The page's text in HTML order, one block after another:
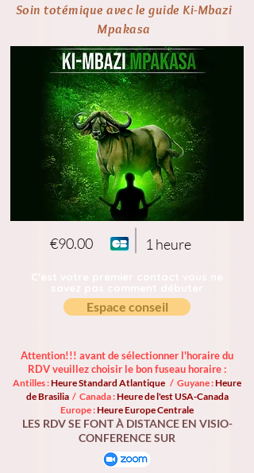
Soin totémique avec le guide Ki-Mbazi
Mpakasa
€90.00 1 heure
C'est votre premier contact vous ne
Espace conseil
Attention!!! avant de sélectionner l'horaire du
RDV veuillez choisir le bon fuseau horaire :
Antilles :Heure Standard Atlantique / Guyane :Heure
de Brasilia / Canada :Heure de l'est USA-Canada
Europe :Heure Europe Centrale
LES RDV SE FONT À DISTANCE EN VISIO-
CONFERENCE SUR